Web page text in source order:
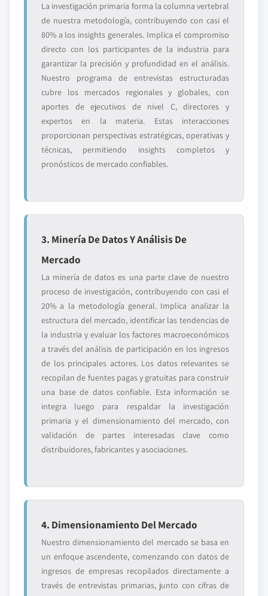
La investigación primaria forma la columna vertebral
de nuestra metodología, contribuyendo con casi el
80% a los insights generales. Implica el compromiso
directo con los participantes de la industria para
garantizar la precisión y profundidad en el análisis.
Nuestro programa de entrevistas estructuradas
cubre los mercados regionales y globales, con
aportes de ejecutivos de nivel C, directores y
expertos en la materia. Estas interacciones
proporcionan perspectivas estratégicas, operativas y
técnicas, permitiendo insights completos y
pronósticos de mercado confiables.
3. Minería De Datos Y Análisis De
Mercado
La minería de datos es una parte clave de nuestro
proceso de investigación, contribuyendo con casi el
20% a la metodología general. Implica analizar la
estructura del mercado, identificar las tendencias de
la industria y evaluar los factores macroeconómicos
a través del análisis de participación en los ingresos
de los principales actores. Los datos relevantes se
recopilan de fuentes pagas y gratuitas para construir
una base de datos confiable. Esta información se
integra luego para respaldar la investigación
primaria y el dimensionamiento del mercado, con
validación de partes interesadas clave como
distribuidores, fabricantes y asociaciones.
4. Dimensionamiento Del Mercado
Nuestro dimensionamiento del mercado se basa en
un enfoque ascendente, comenzando con datos de
ingresos de empresas recopilados directamente a
través de entrevistas primarias, junto con cifras de